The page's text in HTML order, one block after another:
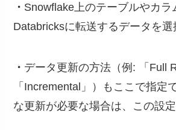
・ Snowflake上のテーブルやカラ
Databricksに転送するデータを選
・ データ更新の方法（例: 「Full
「Incremental」）もここで指定
な更新が必要な場合は、この設定